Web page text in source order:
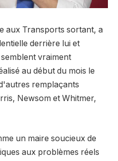
aux Transports sortant, a
derrière lui et
vraiment
au début du mois le
remplaçants
Newsom et Whitmer,
un maire soucieux de
aux problèmes réels